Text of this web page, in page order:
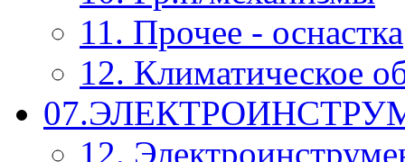
11. Прочее - оснастка
12. Климатическое
12.